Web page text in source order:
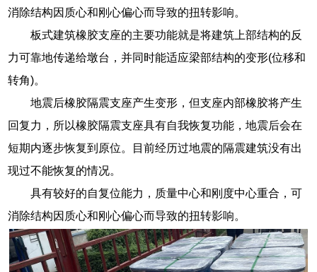
消除结构因质心和刚心偏心而导致的扭转影响。
板式建筑橡胶支座的主要功能就是将建筑上部结构的反
力可靠地传递给墩台，并同时能适应梁部结构的变形(位移和
转角)。
地震后橡胶隔震支座产生变形，但支座内部橡胶将产生
回复力，所以橡胶隔震支座具有自我恢复功能，地震后会在
短期内逐步恢复到原位。目前经历过地震的隔震建筑没有出
现过不能恢复的情况。
具有较好的自复位能力，质量中心和刚度中心重合，可
消除结构因质心和刚心偏心而导致的扭转影响。